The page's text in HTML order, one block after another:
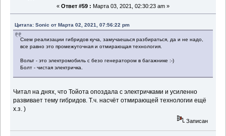
« Ответ #59 : Марта 03, 2021, 02:30:23 am »
Цитата: Sonic от Марта 02, 2021, 07:56:22 pm
Схем реализации гибридов куча, замучаешься разбираться, да и не надо,
все равно это промежуточная и отмирающая технология.
Вольт - это электромобиль с безо генератором в багажнике :-)
Болт - чистая электричка.
Читал на днях, что Тойота опоздала с электричками и усиленно
развивает тему гибридов. Т.ч. насчёт отмирающей технологии ещё
х.з. )
Записан